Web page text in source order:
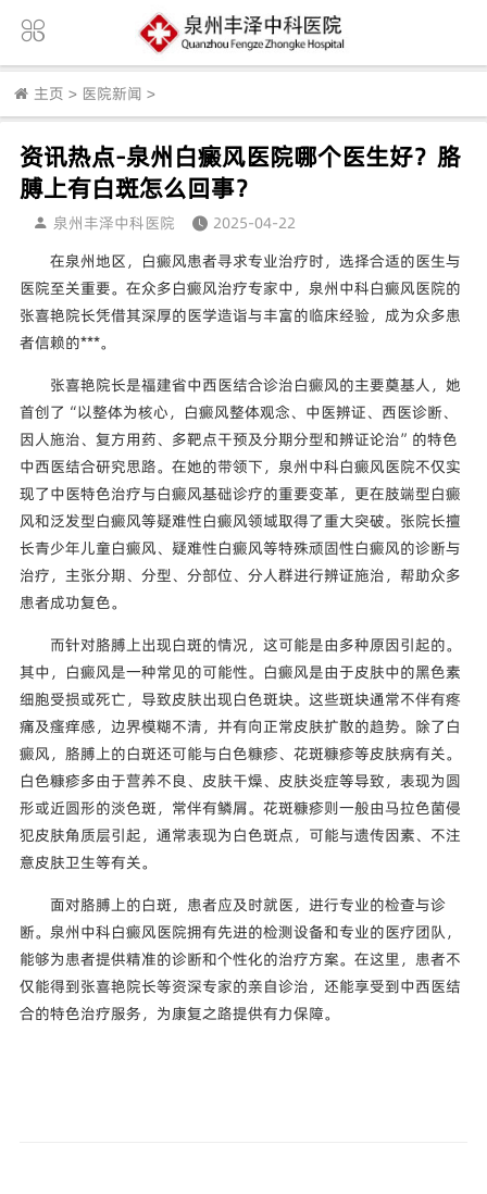
主页 > 医院新闻 >
资讯热点-泉州白癜风医院哪个医生好？胳
膊上有白斑怎么回事？
泉州丰泽中科医院
2025-04-22
在泉州地区，白癜风患者寻求专业治疗时，选择合适的医生与
医院至关重要。在众多白癜风治疗专家中，泉州中科白癜风医院的
张喜艳院长凭借其深厚的医学造诣与丰富的临床经验，成为众多患
者信赖的***。
张喜艳院长是福建省中西医结合诊治白癜风的主要奠基人，她
首创了“以整体为核心，白癜风整体观念、中医辨证、西医诊断、
因人施治、复方用药、多靶点干预及分期分型和辨证论治”的特色
中西医结合研究思路。在她的带领下，泉州中科白癜风医院不仅实
现了中医特色治疗与白癜风基础诊疗的重要变革，更在肢端型白癜
风和泛发型白癜风等疑难性白癜风领域取得了重大突破。张院长擅
长青少年儿童白癜风、疑难性白癜风等特殊顽固性白癜风的诊断与
治疗，主张分期、分型、分部位、分人群进行辨证施治，帮助众多
患者成功复色。
而针对胳膊上出现白斑的情况，这可能是由多种原因引起的。
其中，白癜风是一种常见的可能性。白癜风是由于皮肤中的黑色素
细胞受损或死亡，导致皮肤出现白色斑块。这些斑块通常不伴有疼
痛及瘙痒感，边界模糊不清，并有向正常皮肤扩散的趋势。除了白
癜风，胳膊上的白斑还可能与白色糠疹、花斑糠疹等皮肤病有关。
白色糠疹多由于营养不良、皮肤干燥、皮肤炎症等导致，表现为圆
形或近圆形的淡色斑，常伴有鳞屑。花斑糠疹则一般由马拉色菌侵
犯皮肤角质层引起，通常表现为白色斑点，可能与遗传因素、不注
意皮肤卫生等有关。
面对胳膊上的白斑，患者应及时就医，进行专业的检查与诊
断。泉州中科白癜风医院拥有先进的检测设备和专业的医疗团队，
能够为患者提供精准的诊断和个性化的治疗方案。在这里，患者不
仅能得到张喜艳院长等资深专家的亲自诊治，还能享受到中西医结
合的特色治疗服务，为康复之路提供有力保障。